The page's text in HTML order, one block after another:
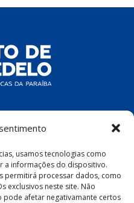
usamos tecnologias como
a informações do dispositivo.
permitirá processar dados, como
exclusivos neste site. Não
afetar negativamante certos
PARAÍBA